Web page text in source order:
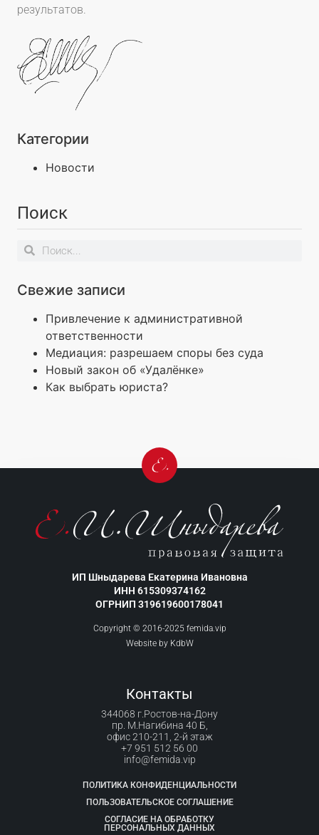
результатов.
Категории
Новости
Поиск
Свежие записи
Привлечение к административной
ответственности
Медиация: разрешаем споры без суда
Новый закон об «Удалёнке»
Как выбрать юриста?
ИП Шныдарева Екатерина Ивановна
ИНН 615309374162
ОГРНИП 319619600178041
Copyright © 2016-2025 femida.vip
Website by KdbW
Контакты
344068 г.Ростов-на-Дону
пр. М.Нагибина 40 Б,
офис 210-211, 2-й этаж
+7 951 512 56 00
info@femida.vip
ПОЛИТИКА КОНФИДЕНЦИАЛЬНОСТИ
ПОЛЬЗОВАТЕЛЬСКОЕ СОГЛАШЕНИЕ
СОГЛАСИЕ НА ОБРАБОТКУ
ПЕРСОНАЛЬНЫХ ДАННЫХ